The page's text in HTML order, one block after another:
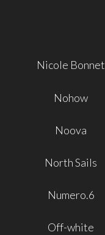
Nicole Bonnet
Nohow
Noova
North Sails
Numero.6
Off-white